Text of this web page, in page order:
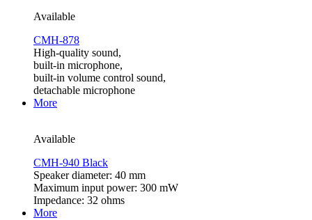
Available
CMH-878
High-quality sound,
built-in microphone,
built-in volume control sound,
detachable microphone
More
Available
CMH-940 Black
Speaker diameter: 40 mm
Maximum input power: 300 mW
Impedance: 32 ohms
More